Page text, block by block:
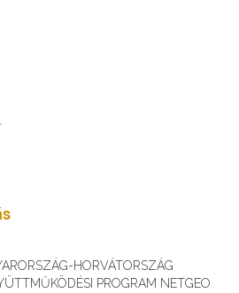
HORVÁTORSZÁG
PROGRAM NETGEO